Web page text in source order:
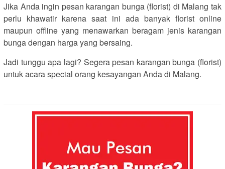
Jika Anda ingin pesan karangan bunga (florist) di Malang tak
perlu khawatir karena saat ini ada banyak florist online
maupun offline yang menawarkan beragam jenis karangan
bunga dengan harga yang bersaing.
Jadi tunggu apa lagi? Segera pesan karangan bunga (florist)
untuk acara special orang kesayangan Anda di Malang.